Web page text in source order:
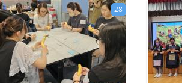
28